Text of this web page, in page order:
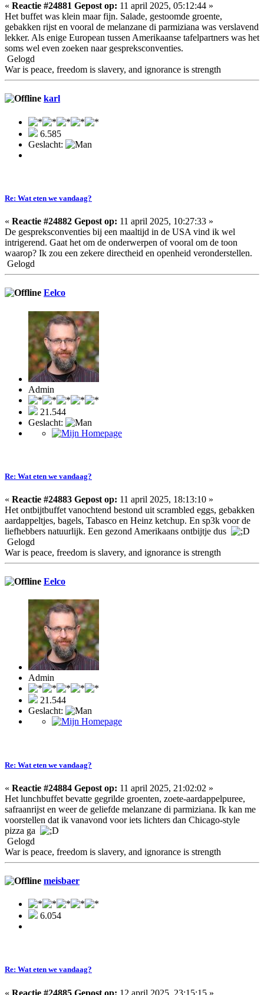
« Reactie #24881 Gepost op: 11 april 2025, 05:12:44 »
Het buffet was klein maar fijn. Salade, gestoomde groente,
gebakken rijst en vooral de melanzane di parmiziana was verslavend
lekker. Als enige European tussen Amerikaanse tafelpartners was het
soms wel even zoeken naar gespreksconventies.
Gelogd
War is peace, freedom is slavery, and ignorance is strength
karl
6.585
Geslacht:
Re: Wat eten we vandaag?
« Reactie #24882 Gepost op: 11 april 2025, 10:27:33 »
De gespreksconventies bij een maaltijd in de USA vind ik wel
intrigerend. Gaat het om de onderwerpen of vooral om de toon
waarop? Ik zou een zekere directheid en openheid veronderstellen.
Gelogd
Eelco
Admin
21.544
Geslacht:
Re: Wat eten we vandaag?
« Reactie #24883 Gepost op: 11 april 2025, 18:13:10 »
Het ontbijtbuffet vanochtend bestond uit scrambled eggs, gebakken
aardappeltjes, bagels, Tabasco en Heinz ketchup. En sp3k voor de
liefhebbers natuurlijk. Een gezond Amerikaans ontbijtje dus
Gelogd
War is peace, freedom is slavery, and ignorance is strength
Eelco
Admin
21.544
Geslacht:
Re: Wat eten we vandaag?
« Reactie #24884 Gepost op: 11 april 2025, 21:02:02 »
Het lunchbuffet bevatte gegrilde groenten, zoete-aardappelpuree,
safraanrijst en weer de geliefde melanzane di parmiziana. Ik kan me
voorstellen dat ik vanavond voor iets lichters dan Chicago-style
pizza ga
Gelogd
War is peace, freedom is slavery, and ignorance is strength
meisbaer
6.054
Re: Wat eten we vandaag?
« Reactie #24885 Gepost op: 12 april 2025, 23:15:15 »